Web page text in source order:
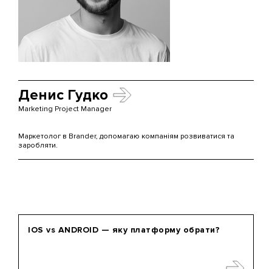
Денис Гудко
Marketing Project Manager
Маркетолог в Brander, допомагаю компаніям розвиватися та
заробляти.
IOS vs ANDROID — яку платформу обрати?